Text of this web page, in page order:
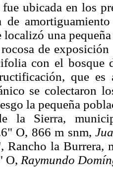
fue ubicada en los
de
localizó una
de
con el bosque
que es
se colectaron
la pequeña
la Sierra,
O, 866 m snm,
Rancho la Burrera,
O, Raymundo